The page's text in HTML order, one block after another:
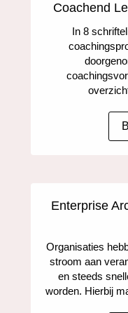
Coachend
In 8
Enterprise
Organisaties
stroom aan
en steeds
worden. Hierbij